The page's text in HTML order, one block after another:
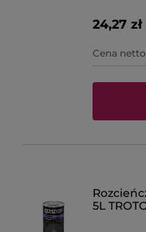
24,27 zł
Cena
5L